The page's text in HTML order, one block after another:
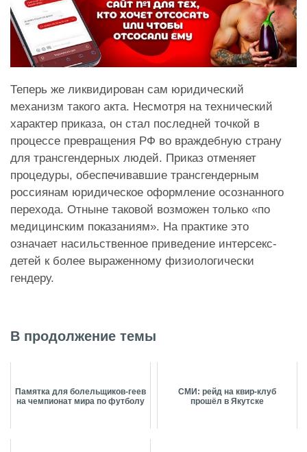
Теперь же ликвидирован сам юридический
механизм такого акта. Несмотря на технический
характер приказа, он стал последней точкой в
процессе превращения РФ во враждебную страну
для трансгендерных людей. Приказ отменяет
процедуры, обеспечивавшие трансгендерным
россиянам юридическое оформление осознанного
перехода. Отныне таковой возможен только «по
медицинским показаниям». На практике это
означает насильственное приведение интерсекс-
детей к более выраженному физиологически
гендеру.
В продолжение темы
Памятка для болельщиков-геев
на чемпионат мира по футболу
СМИ: рейд на квир-клуб
прошёл в Якутске